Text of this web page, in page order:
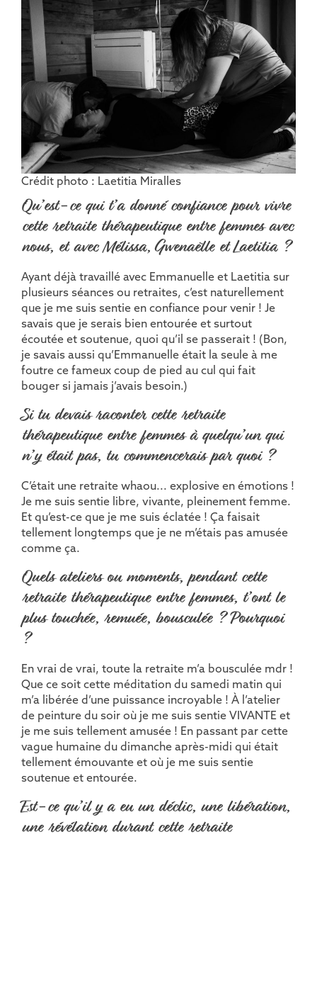
Crédit photo : Laetitia Miralles
Qu’est-ce qui t’a donné confiance pour vivre
cette retraite thérapeutique entre femmes avec
nous, et avec Mélissa, Gwenaëlle et Laetitia ?
Ayant déjà travaillé avec Emmanuelle et Laetitia sur
plusieurs séances ou retraites, c’est naturellement
que je me suis sentie en confiance pour venir ! Je
savais que je serais bien entourée et surtout
écoutée et soutenue, quoi qu’il se passerait ! (Bon,
je savais aussi qu’Emmanuelle était la seule à me
foutre ce fameux coup de pied au cul qui fait
bouger si jamais j’avais besoin.)
Si tu devais raconter cette retraite
thérapeutique entre femmes à quelqu’un qui
n’y était pas, tu commencerais par quoi ?
C’était une retraite whaou... explosive en émotions !
Je me suis sentie libre, vivante, pleinement femme.
Et qu’est-ce que je me suis éclatée ! Ça faisait
tellement longtemps que je ne m’étais pas amusée
comme ça.
Quels ateliers ou moments, pendant cette
retraite thérapeutique entre femmes, t’ont le
plus touchée, remuée, bousculée ? Pourquoi
?
En vrai de vrai, toute la retraite m’a bousculée mdr !
Que ce soit cette méditation du samedi matin qui
m’a libérée d’une puissance incroyable ! À l’atelier
de peinture du soir où je me suis sentie VIVANTE et
je me suis tellement amusée ! En passant par cette
vague humaine du dimanche après-midi qui était
tellement émouvante et où je me suis sentie
soutenue et entourée.
Est-ce qu’il y a eu un déclic, une libération,
une révélation durant cette retraite